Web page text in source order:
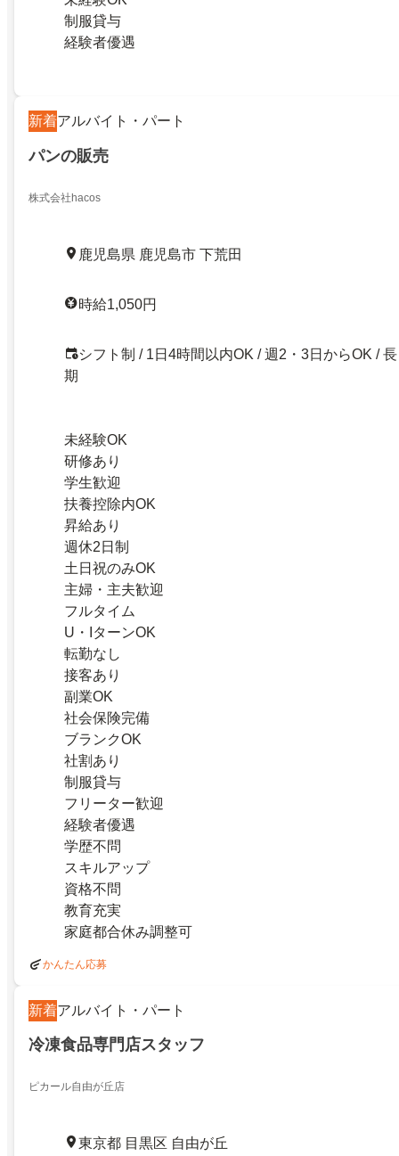
制服貸与
経験者優遇
新着アルバイト・パート
パンの販売
株式会社hacos
鹿児島県 鹿児島市 下荒田
時給1,050円
シフト制 / 1日4時間以内OK / 週2・3日からOK / 長
期
未経験OK
研修あり
学生歓迎
扶養控除内OK
昇給あり
週休2日制
土日祝のみOK
主婦・主夫歓迎
フルタイム
U・IターンOK
転勤なし
接客あり
副業OK
社会保険完備
ブランクOK
社割あり
制服貸与
フリーター歓迎
経験者優遇
学歴不問
スキルアップ
資格不問
教育充実
家庭都合休み調整可
かんたん応募
新着アルバイト・パート
冷凍食品専門店スタッフ
ピカール自由が丘店
東京都 目黒区 自由が丘